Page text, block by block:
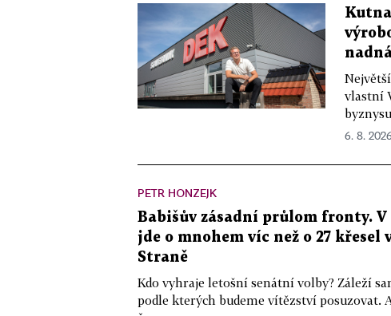
vlastní
6. 8.
PETR HONZEJK
Babišův zásadní průlom fronty.
jde o mnohem víc než o 27 křesel
Straně
Kdo vyhraje letošní senátní volby? Záleží
podle kterých budeme vítězství posuzovat.